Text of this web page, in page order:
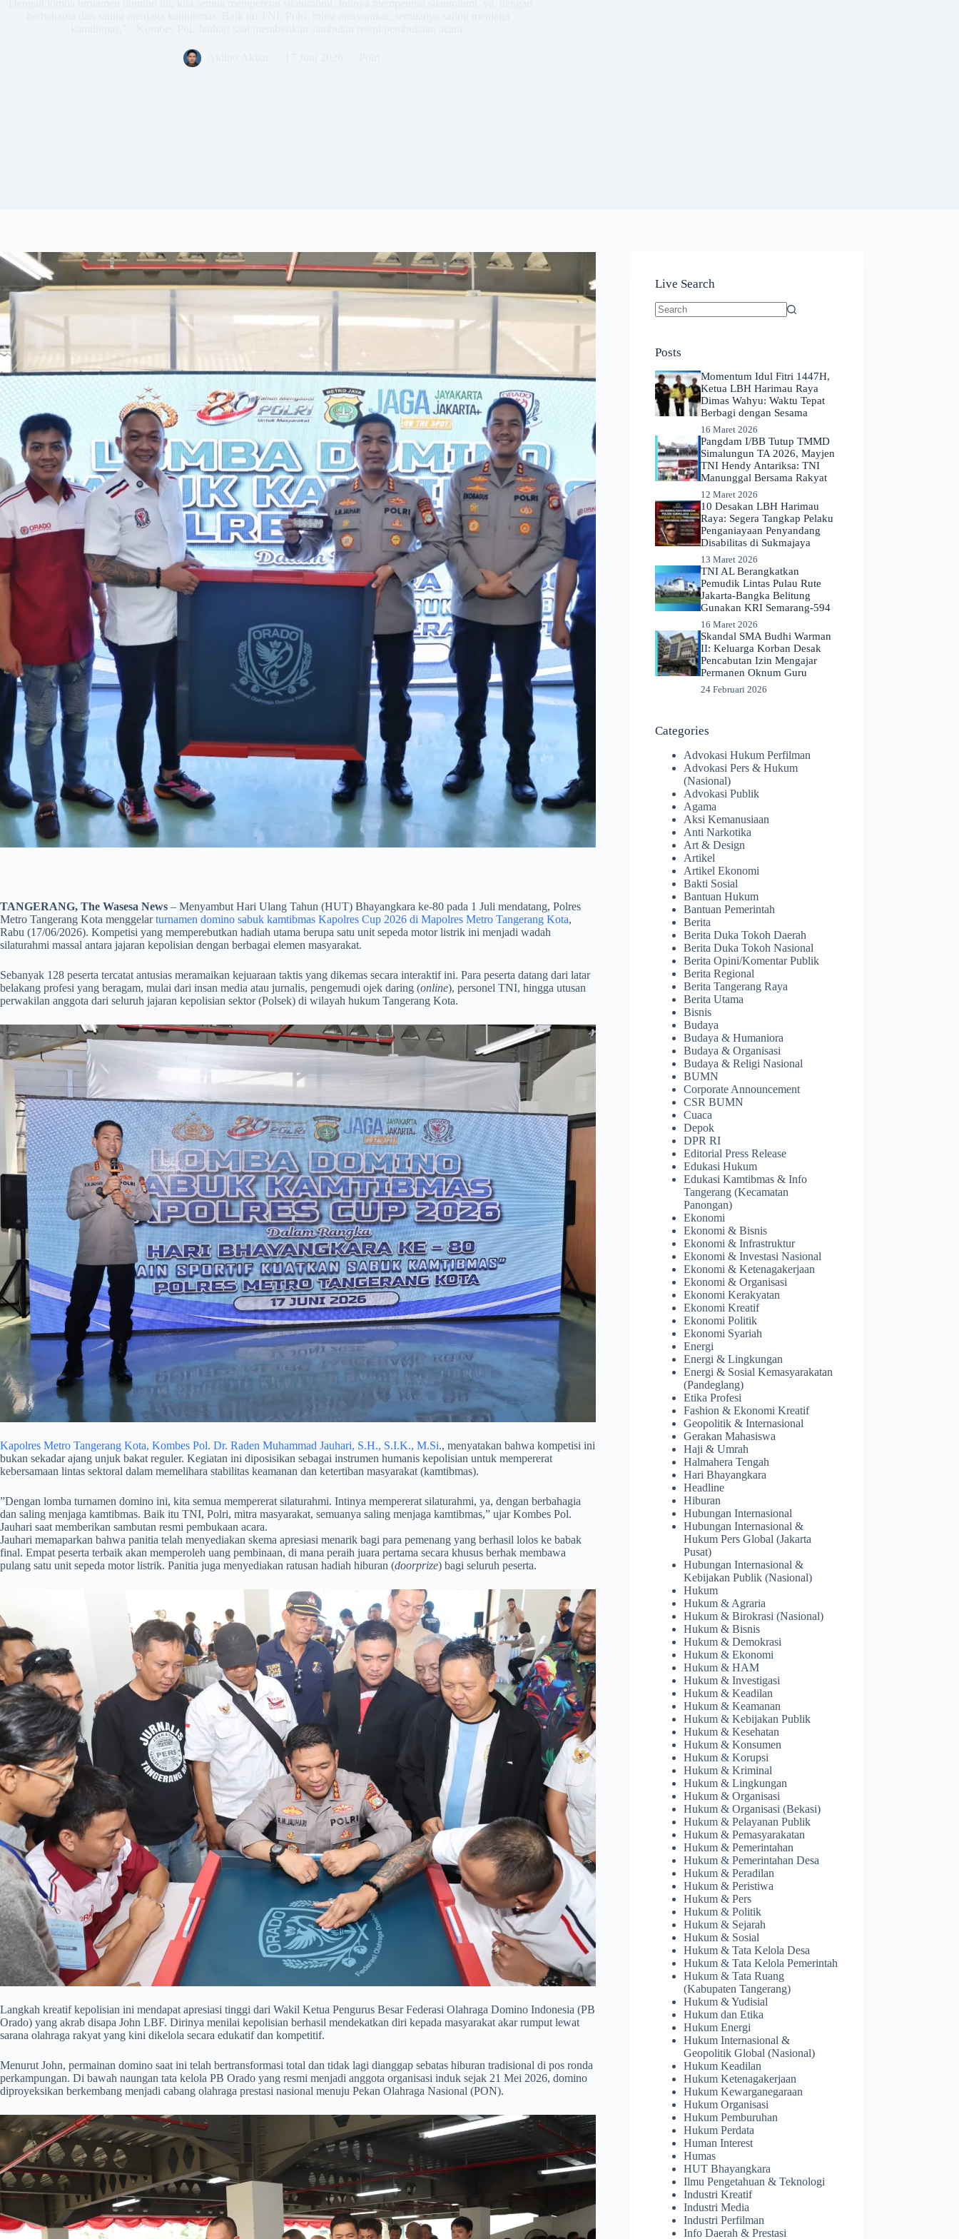
TANGERANG, The Wasesa News – Menyambut Hari Ulang Tahun (HUT) Bhayangkara ke-80 pada 1 Juli mendatang, Polres
Metro Tangerang Kota menggelarturnamen domino sabuk kamtibmas Kapolres Cup 2026 di Mapolres Metro Tangerang Kota,
Rabu (17/06/2026). Kompetisi yang memperebutkan hadiah utama berupa satu unit sepeda motor listrik ini menjadi wadah
silaturahmi massal antara jajaran kepolisian dengan berbagai elemen masyarakat.
​Sebanyak 128 peserta tercatat antusias meramaikan kejuaraan taktis yang dikemas secara interaktif ini. Para peserta datang dari latar
belakang profesi yang beragam, mulai dari insan media atau jurnalis, pengemudi ojek daring (online), personel TNI, hingga utusan
perwakilan anggota dari seluruh jajaran kepolisian sektor (Polsek) di wilayah hukum Tangerang Kota.
Kapolres Metro Tangerang Kota, Kombes Pol. Dr. Raden Muhammad Jauhari, S.H., S.I.K., M.Si., menyatakan bahwa kompetisi ini
bukan sekadar ajang unjuk bakat reguler. Kegiatan ini diposisikan sebagai instrumen humanis kepolisian untuk mempererat
kebersamaan lintas sektoral dalam memelihara stabilitas keamanan dan ketertiban masyarakat (kamtibmas).
​”Dengan lomba turnamen domino ini, kita semua mempererat silaturahmi. Intinya mempererat silaturahmi, ya, dengan berbahagia
dan saling menjaga kamtibmas. Baik itu TNI, Polri, mitra masyarakat, semuanya saling menjaga kamtibmas,” ujar Kombes Pol.
Jauhari saat memberikan sambutan resmi pembukaan acara.
​Jauhari memaparkan bahwa panitia telah menyediakan skema apresiasi menarik bagi para pemenang yang berhasil lolos ke babak
final. Empat peserta terbaik akan memperoleh uang pembinaan, di mana peraih juara pertama secara khusus berhak membawa
pulang satu unit sepeda motor listrik. Panitia juga menyediakan ratusan hadiah hiburan (doorprize) bagi seluruh peserta.
​Langkah kreatif kepolisian ini mendapat apresiasi tinggi dari Wakil Ketua Pengurus Besar Federasi Olahraga Domino Indonesia (PB
Orado) yang akrab disapa John LBF. Dirinya menilai kepolisian berhasil mendekatkan diri kepada masyarakat akar rumput lewat
sarana olahraga rakyat yang kini dikelola secara edukatif dan kompetitif.
​Menurut John, permainan domino saat ini telah bertransformasi total dan tidak lagi dianggap sebatas hiburan tradisional di pos ronda
perkampungan. Di bawah naungan tata kelola PB Orado yang resmi menjadi anggota organisasi induk sejak 21 Mei 2026, domino
diproyeksikan berkembang menjadi cabang olahraga prestasi nasional menuju Pekan Olahraga Nasional (PON).
Live Search
Posts
Momentum Idul Fitri 1447H,
Ketua LBH Harimau Raya
Dimas Wahyu: Waktu Tepat
Berbagi dengan Sesama
16 Maret 2026
Pangdam I/BB Tutup TMMD
Simalungun TA 2026, Mayjen
TNI Hendy Antariksa: TNI
Manunggal Bersama Rakyat
12 Maret 2026
​10 Desakan LBH Harimau
Raya: Segera Tangkap Pelaku
Penganiayaan Penyandang
Disabilitas di Sukmajaya
13 Maret 2026
TNI AL Berangkatkan
Pemudik Lintas Pulau Rute
Jakarta-Bangka Belitung
Gunakan KRI Semarang-594
16 Maret 2026
Skandal SMA Budhi Warman
II: Keluarga Korban Desak
Pencabutan Izin Mengajar
Permanen Oknum Guru
24 Februari 2026
Categories
Advokasi Hukum Perfilman
Advokasi Pers & Hukum
(Nasional)
Advokasi Publik
Agama
Aksi Kemanusiaan
Anti Narkotika
Art & Design
Artikel
Artikel Ekonomi
Bakti Sosial
Bantuan Hukum
Bantuan Pemerintah
Berita
Berita Duka Tokoh Daerah
Berita Duka Tokoh Nasional
Berita Opini/Komentar Publik
Berita Regional
Berita Tangerang Raya
Berita Utama
Bisnis
Budaya
Budaya & Humaniora
Budaya & Organisasi
Budaya & Religi Nasional
BUMN
Corporate Announcement
CSR BUMN
Cuaca
Depok
DPR RI
Editorial Press Release
Edukasi Hukum
Edukasi Kamtibmas & Info
Tangerang (Kecamatan
Panongan)
Ekonomi
Ekonomi & Bisnis
Ekonomi & Infrastruktur
Ekonomi & Investasi Nasional
Ekonomi & Ketenagakerjaan
Ekonomi & Organisasi
Ekonomi Kerakyatan
Ekonomi Kreatif
Ekonomi Politik
Ekonomi Syariah
Energi
Energi & Lingkungan
Energi & Sosial Kemasyarakatan
(Pandeglang)
Etika Profesi
Fashion & Ekonomi Kreatif
Geopolitik & Internasional
Gerakan Mahasiswa
Haji & Umrah
Halmahera Tengah
Hari Bhayangkara
Headline
Hiburan
Hubungan Internasional
Hubungan Internasional &
Hukum Pers Global (Jakarta
Pusat)
Hubungan Internasional &
Kebijakan Publik (Nasional)
Hukum
Hukum & Agraria
Hukum & Birokrasi (Nasional)
Hukum & Bisnis
Hukum & Demokrasi
Hukum & Ekonomi
Hukum & HAM
Hukum & Investigasi
Hukum & Keadilan
Hukum & Keamanan
Hukum & Kebijakan Publik
Hukum & Kesehatan
Hukum & Konsumen
Hukum & Korupsi
Hukum & Kriminal
Hukum & Lingkungan
Hukum & Organisasi
Hukum & Organisasi (Bekasi)
Hukum & Pelayanan Publik
Hukum & Pemasyarakatan
Hukum & Pemerintahan
Hukum & Pemerintahan Desa
Hukum & Peradilan
Hukum & Peristiwa
Hukum & Pers
Hukum & Politik
Hukum & Sejarah
Hukum & Sosial
Hukum & Tata Kelola Desa
Hukum & Tata Kelola Pemerintah
Hukum & Tata Ruang
(Kabupaten Tangerang)
Hukum & Yudisial
Hukum dan Etika
Hukum Energi
Hukum Internasional &
Geopolitik Global (Nasional)
Hukum Keadilan
Hukum Ketenagakerjaan
Hukum Kewarganegaraan
Hukum Organisasi
Hukum Pemburuhan
Hukum Perdata
Human Interest
Humas
HUT Bhayangkara
Ilmu Pengetahuan & Teknologi
Industri Kreatif
Industri Media
Industri Perfilman
Info Daerah & Prestasi